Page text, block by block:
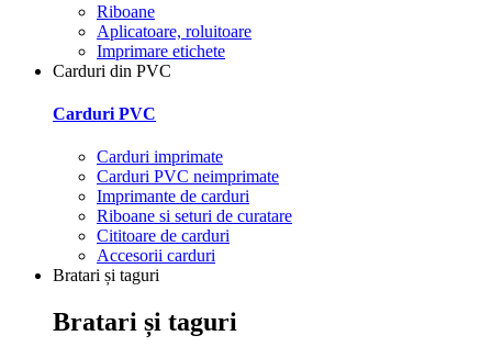
Riboane
Aplicatoare, roluitoare
Imprimare etichete
Carduri din PVC
Carduri PVC
Carduri imprimate
Carduri PVC neimprimate
Imprimante de carduri
Riboane si seturi de curatare
Cititoare de carduri
Accesorii carduri
Bratari și taguri
Bratari și taguri